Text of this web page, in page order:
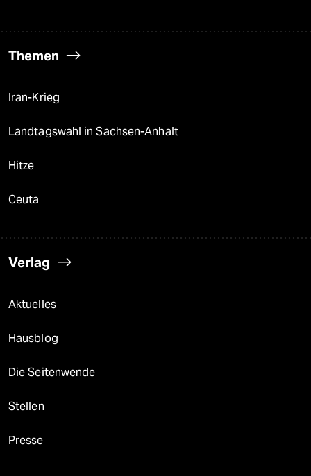
Themen
Iran-Krieg
Landtagswahl in Sachsen-Anhalt
Hitze
Ceuta
Verlag
Aktuelles
Hausblog
Die Seitenwende
Stellen
Presse